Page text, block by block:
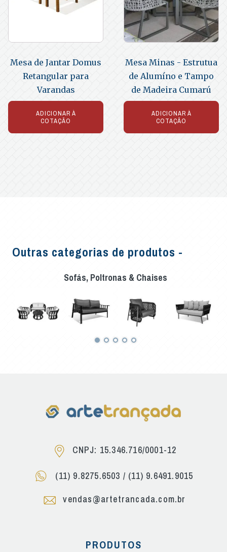
Mesa de Jantar Domus
Retangular para
Varandas
ADICIONAR À
COTAÇÃO
Mesa Minas - Estrutua
de Alumíno e Tampo
de Madeira Cumarú
ADICIONAR À
COTAÇÃO
Outras categorias de produtos -
Sofás, Poltronas & Chaises
CNPJ: 15.346.716/0001-12
(11) 9.8275.6503 / (11) 9.6491.9015
vendas@artetrancada.com.br
PRODUTOS